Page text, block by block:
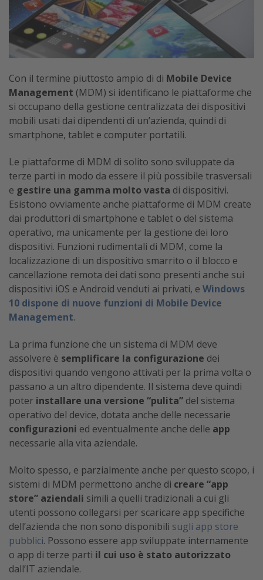
Con il termine piuttosto ampio di di Mobile Device
Management (MDM) si identificano le piattaforme che
si occupano della gestione centralizzata dei dispositivi
mobili usati dai dipendenti di un’azienda, quindi di
smartphone, tablet e computer portatili.
Le piattaforme di MDM di solito sono sviluppate da
terze parti in modo da essere il più possibile trasversali
e gestire una gamma molto vasta di dispositivi.
Esistono ovviamente anche piattaforme di MDM create
dai produttori di smartphone e tablet o del sistema
operativo, ma unicamente per la gestione dei loro
dispositivi. Funzioni rudimentali di MDM, come la
localizzazione di un dispositivo smarrito o il blocco e
cancellazione remota dei dati sono presenti anche sui
dispositivi iOS e Android venduti ai privati, e Windows
10 dispone di nuove funzioni di Mobile Device
Management.
La prima funzione che un sistema di MDM deve
assolvere è semplificare la configurazione dei
dispositivi quando vengono attivati per la prima volta o
passano a un altro dipendente. Il sistema deve quindi
poter installare una versione “pulita” del sistema
operativo del device, dotata anche delle necessarie
configurazioni ed eventualmente anche delle app
necessarie alla vita aziendale.
Molto spesso, e parzialmente anche per questo scopo, i
sistemi di MDM permettono anche di creare “app
store” aziendali simili a quelli tradizionali a cui gli
utenti possono collegarsi per scaricare app specifiche
dell’azienda che non sono disponibili sugli app store
pubblici. Possono essere app sviluppate internamente
o app di terze parti il cui uso è stato autorizzato
dall’IT aziendale.